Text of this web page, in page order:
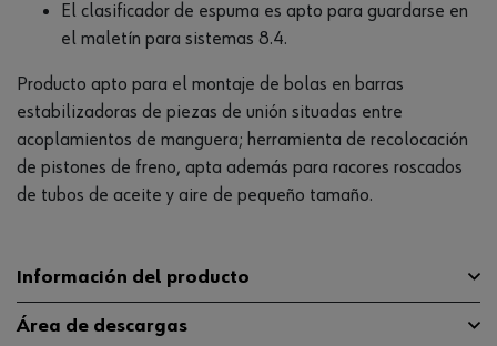
El clasificador de espuma es apto para guardarse en
el maletín para sistemas 8.4.
Producto apto para el montaje de bolas en barras
estabilizadoras de piezas de unión situadas entre
acoplamientos de manguera; herramienta de recolocación
de pistones de freno, apta además para racores roscados
de tubos de aceite y aire de pequeño tamaño.
Información del producto
Área de descargas